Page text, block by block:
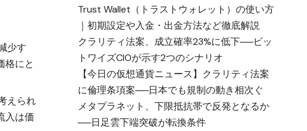
少す
格にと
えられ
入は価
Trust Wallet（トラストウォレット）の使い方
｜初期設定や入金・出金方法など徹底解説
クラリティ法案、成立確率23%に低下──ビッ
トワイズCIOが示す2つのシナリオ
【今日の仮想通貨ニュース】クラリティ法案
に倫理条項案──日本でも規制の動き相次ぐ
メタプラネット、下限抵抗帯で反発となるか
──日足雲下端突破が転換条件